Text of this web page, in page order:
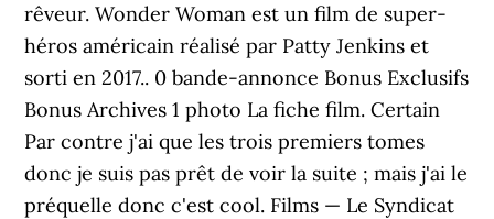
rêveur. Wonder Woman est un film de super-
héros américain réalisé par Patty Jenkins et
sorti en 2017.. 0 bande-annonce Bonus Exclusifs
Bonus Archives 1 photo La fiche film. Certain
Par contre j'ai que les trois premiers tomes
donc je suis pas prêt de voir la suite ; mais j'ai le
préquelle donc c'est cool. Films — Le Syndicat